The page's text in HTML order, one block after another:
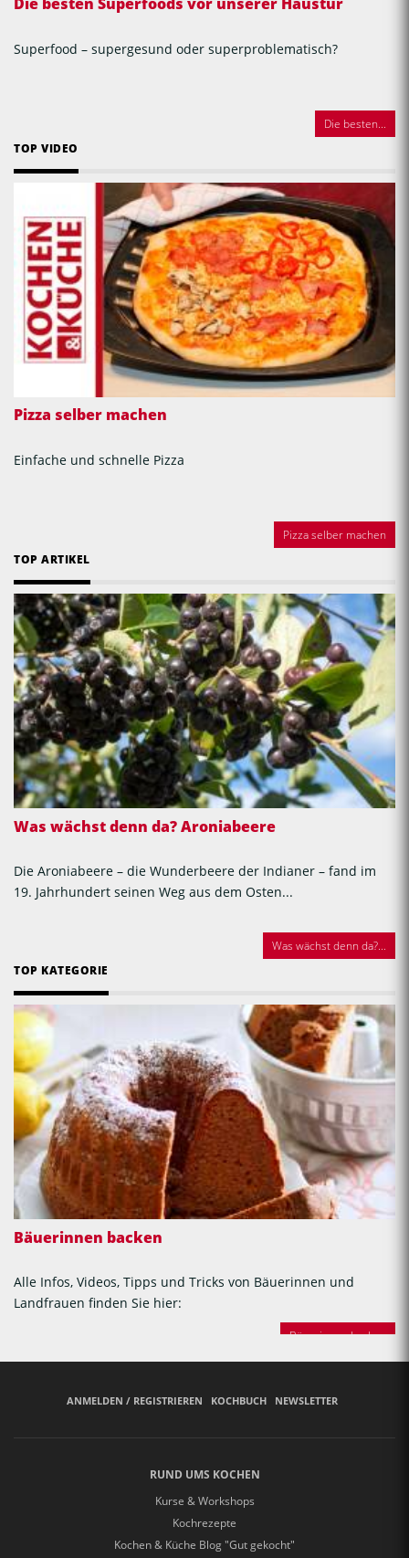
Superfood – supergesund oder superproblematisch?
Die besten...
TOP VIDEO
Pizza selber machen
Einfache und schnelle Pizza
Pizza selber machen
TOP ARTIKEL
Was wächst denn da? Aroniabeere
Die Aroniabeere – die Wunderbeere der Indianer – fand im
19. Jahrhundert seinen Weg aus dem Osten...
Was wächst denn da?...
TOP KATEGORIE
Bäuerinnen backen
Alle Infos, Videos, Tipps und Tricks von Bäuerinnen und
Landfrauen finden Sie hier:
Bäuerinnen backen
ANMELDEN / REGISTRIEREN KOCHBUCH NEWSLETTER
RUND UMS KOCHEN
Kurse & Workshops
Kochrezepte
Kochen & Küche Blog "Gut gekocht"